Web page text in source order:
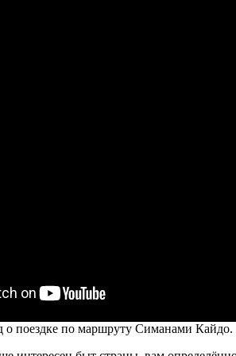
о поездке по маршруту Симанами Кайдо.